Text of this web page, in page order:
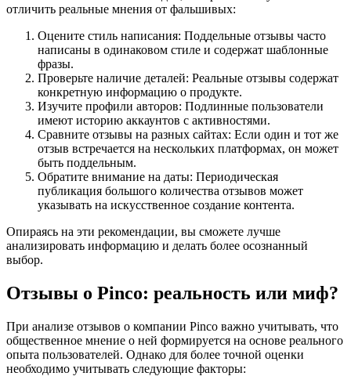
отличить реальные мнения от фальшивых:
Оцените стиль написания: Поддельные отзывы часто
написаны в одинаковом стиле и содержат шаблонные
фразы.
Проверьте наличие деталей: Реальные отзывы содержат
конкретную информацию о продукте.
Изучите профили авторов: Подлинные пользователи
имеют историю аккаунтов с активностями.
Сравните отзывы на разных сайтах: Если один и тот же
отзыв встречается на нескольких платформах, он может
быть поддельным.
Обратите внимание на даты: Периодическая
публикация большого количества отзывов может
указывать на искусственное создание контента.
Опираясь на эти рекомендации, вы сможете лучше
анализировать информацию и делать более осознанный
выбор.
Отзывы о Pinco: реальность или миф?
При анализе отзывов о компании Pinco важно учитывать, что
общественное мнение о ней формируется на основе реального
опыта пользователей. Однако для более точной оценки
необходимо учитывать следующие факторы: